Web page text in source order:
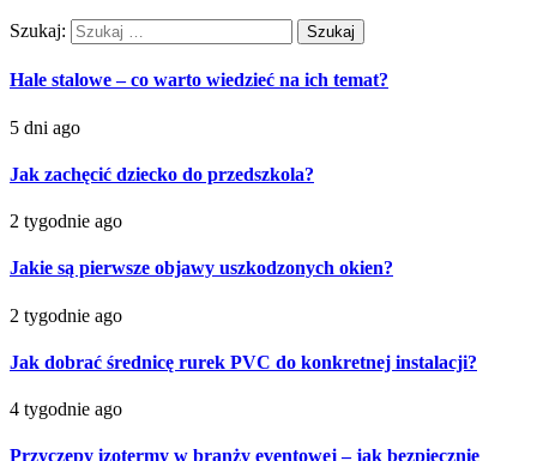
Szukaj:
Hale stalowe – co warto wiedzieć na ich temat?
5 dni ago
Jak zachęcić dziecko do przedszkola?
2 tygodnie ago
Jakie są pierwsze objawy uszkodzonych okien?
2 tygodnie ago
Jak dobrać średnicę rurek PVC do konkretnej instalacji?
4 tygodnie ago
Przyczepy izotermy w branży eventowej – jak bezpiecznie